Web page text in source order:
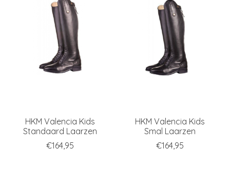
HKM Valencia Kids
Standaard Laarzen
€164,95
HKM Valencia Kids
Smal Laarzen
€164,95